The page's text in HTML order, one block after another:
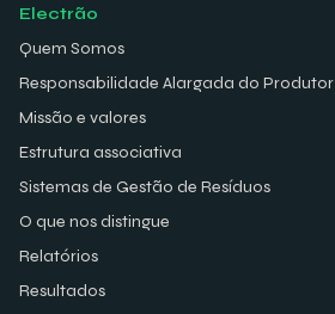
Electrão
Quem Somos
Responsabilidade Alargada do Produtor
Missão e valores
Estrutura associativa
Sistemas de Gestão de Resíduos
O que nos distingue
Relatórios
Resultados